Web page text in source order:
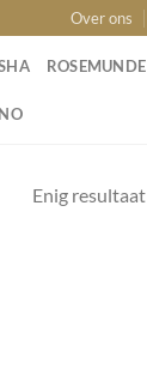
Over ons
ROSEMUNDE
Enig resultaat